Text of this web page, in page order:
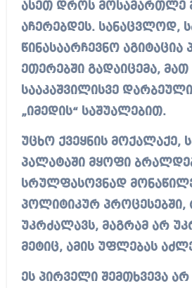
ასეთ დროს მოსამართლე
აჩერებდეს. სანაცვლოდ,
წინასაარჩევნო აგიტაცია
ეთერებში გადაიცემა,
სააკაშვილისვე
„იმედის“ საშუალებით.
უცხო ქვეყნის მოქალაქე,
პალატაში მყოფი
სრულფასოვნად
პოლიტიკურ პროცესებში,
უკრძალავს, მაგრამ არ
მეტიც, ამის უფლებას
ეს პირველი შემთხვევა არ